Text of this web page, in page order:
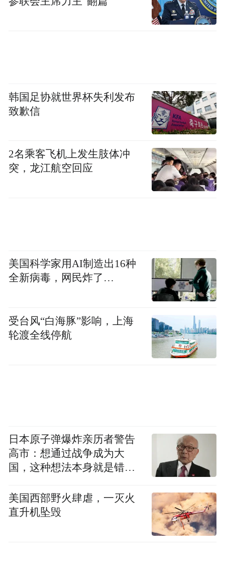
韩国足协就世界杯失利发布
致歉信
2名乘客飞机上发生肢体冲
突，龙江航空回应
美国科学家用AI制造出16种
全新病毒，网民炸了…
受台风“白海豚”影响，上海
轮渡全线停航
日本原子弹爆炸亲历者警告
高市：想通过战争成为大
国，这种想法本身就是错误
美国西部野火肆虐，一灭火
直升机坠毁